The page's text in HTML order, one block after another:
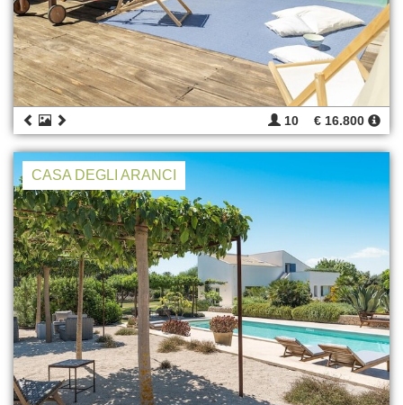
10 € 16.800
CASA DEGLI ARANCI